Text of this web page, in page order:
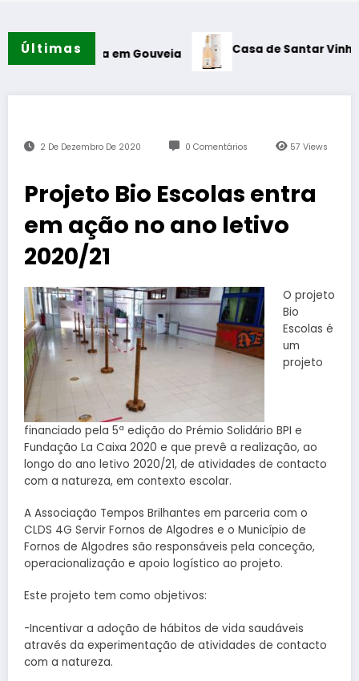
Últimas
em Gouveia Casa de Santar Vinhos destaca
2 De Dezembro De 2020 0 Comentários 57Views
Projeto Bio Escolas entra
em ação no ano letivo
2020/21
O projeto
Bio
Escolas é
um
projeto
financiado pela 5ª edição do Prémio Solidário BPI e
Fundação La Caixa 2020 e que prevê a realização, ao
longo do ano letivo 2020/21, de atividades de contacto
com a natureza, em contexto escolar.
A Associação Tempos Brilhantes em parceria com o
CLDS 4G Servir Fornos de Algodres e o Município de
Fornos de Algodres são responsáveis pela conceção,
operacionalização e apoio logístico ao projeto.
Este projeto tem como objetivos:
-Incentivar a adoção de hábitos de vida saudáveis
através da experimentação de atividades de contacto
com a natureza.